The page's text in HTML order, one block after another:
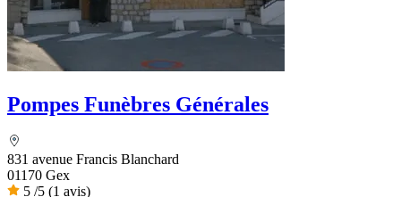
Pompes Funèbres Générales
831 avenue Francis Blanchard
01170 Gex
5 /5 (1 avis)